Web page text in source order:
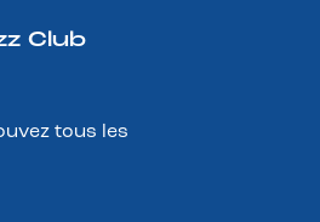
Club
tous les